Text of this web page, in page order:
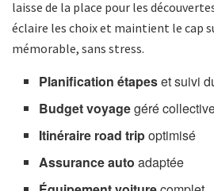
laisse de la place pour les
éclaire les choix et maintient le cap
mémorable, sans stress.
Planification étapeset suivi
Budget voyagegéré
Itinéraire road tripoptimisé
Assurance auto adaptée